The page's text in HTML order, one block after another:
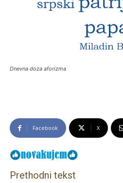
Dnevna doza aforizma
Facebook X
Prethodni tekst